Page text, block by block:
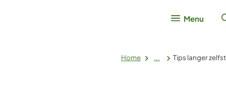
Menu
Home ... Tips langer